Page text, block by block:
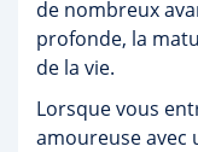
de nombreux
profonde, la
de la vie.
Lorsque vous
amoureuse avec